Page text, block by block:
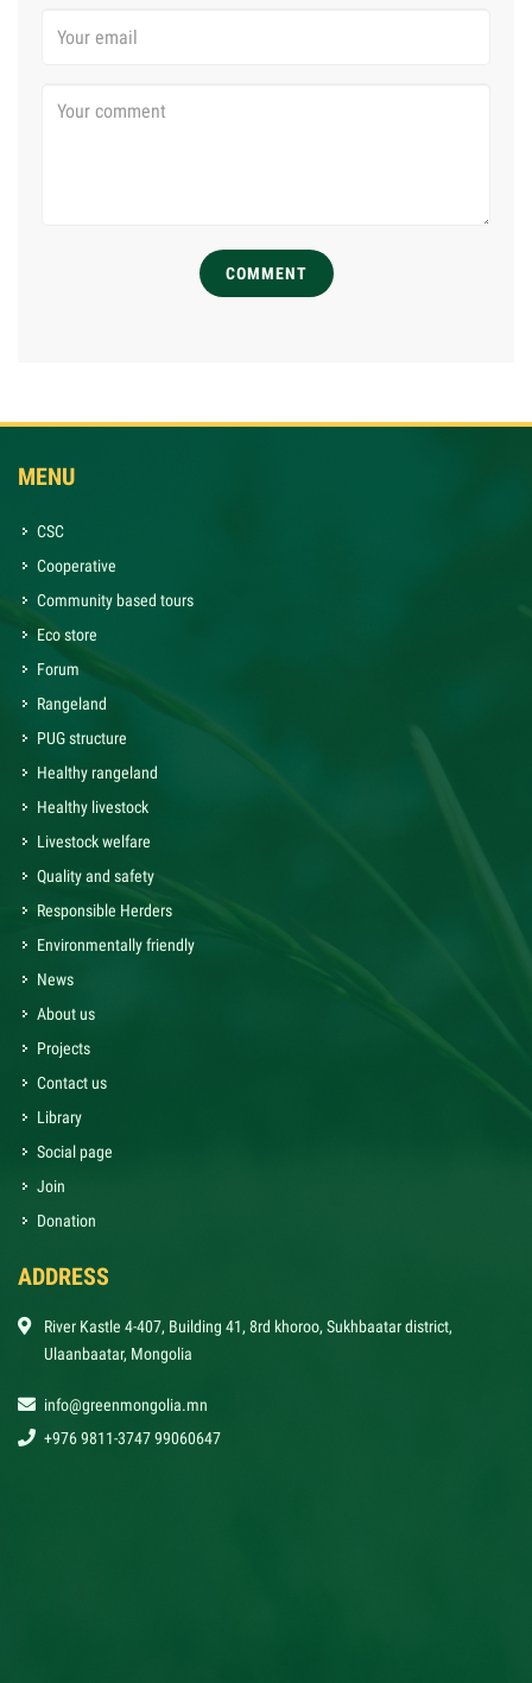
COMMENT
MENU
CSC
Cooperative
Community based tours
Eco store
Forum
Rangeland
PUG structure
Healthy rangeland
Healthy livestock
Livestock welfare
Quality and safety
Responsible Herders
Environmentally friendly
News
About us
Projects
Contact us
Library
Social page
Join
Donation
ADDRESS
River Kastle 4-407, Building 41, 8rd khoroo, Sukhbaatar district,
Ulaanbaatar, Mongolia
info@greenmongolia.mn
+976 9811-3747 99060647